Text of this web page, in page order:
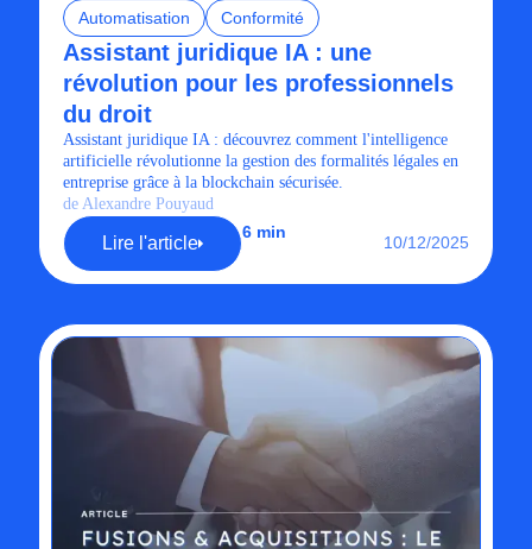
Automatisation Conformité
Assistant juridique IA : une
révolution pour les professionnels
du droit
Assistant juridique IA : découvrez comment l'intelligence
artificielle révolutionne la gestion des formalités légales en
entreprise grâce à la blockchain sécurisée.
de Alexandre Pouyaud
Lire l'article
6 min
10/12/2025